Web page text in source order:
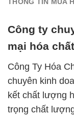
Công ty
mại hóa
Công Ty Hóa
chuyên kinh
kết chất lượng
trọng chất